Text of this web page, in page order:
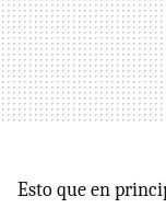
Esto que en